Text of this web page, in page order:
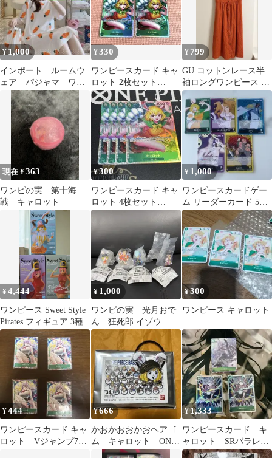
¥ 1,000
インポート ルームウ
ェア パジャマ ワン
ピース にんじん柄
Mサイズ 新品
¥330
ワンピースカード キャ
ロット 2枚セット
OP08-023
¥ 799
GU コットンレース半
袖ロングワンピース キ
ャロットオレンジ
現在 ¥363
ワンピの実 第十海
戦 キャロット
¥300
ワンピースカード キャ
ロット 4枚セット
OP06-023
¥ 1,000
ワンピースカードゲー
ム リーダーカード 5枚
セット
¥4,444
ワンピース Sweet Style
Pirates フィギュア 3種
¥ 1,000
ワンピの実 光月おで
ん 狂死郎 イゾウ キ
ャロット
¥300
ワンピース キャロット
¥444
ワンピースカード キャ
ロット Vジャンプ7月
¥666
かおかおおかおヘアゴ
ム キャロット ONE
PIECE BASE SHOP
¥1,333
ワンピースカード キ
ャロット SRパラレル
1枚 SR2枚